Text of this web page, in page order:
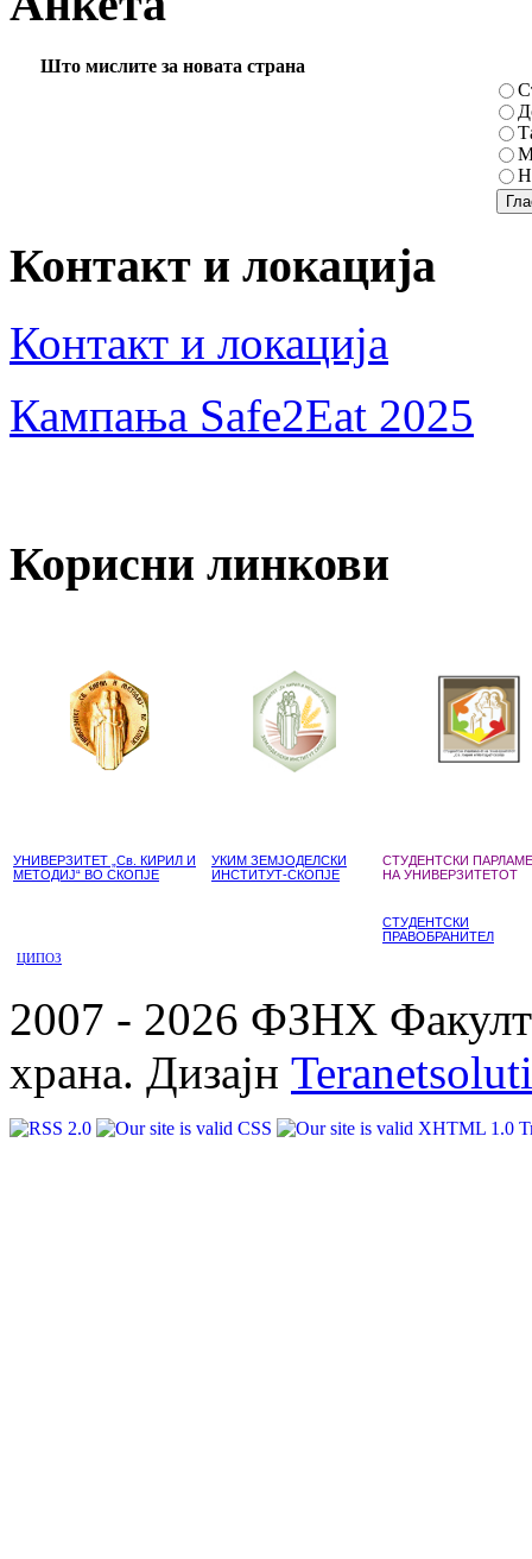
Што мислите за новата страна
Контакт и локација
Контакт и локација
Кампања Safe2Eat 2025
Корисни линкови
УНИВЕРЗИТЕТ „Св. КИРИЛ И
МЕТОДИЈ“ ВО СКОПЈЕ
УКИМ ЗЕМЈОДЕЛСКИ
ИНСТИТУТ-СКОПЈЕ
СТУДЕНТСКИ
НА УНИВЕРЗИТЕТОТ
СТУДЕНТСКИ
ПРАВОБРАНИТЕЛ
ЦИПОЗ
2007 - 2026 ФЗНХ
храна. Дизајн